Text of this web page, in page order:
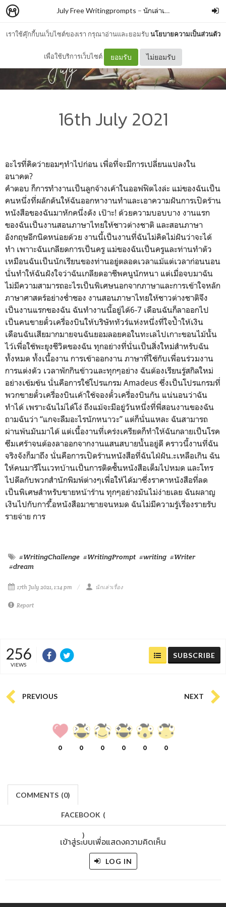
เราใช้คุ๊กกี้บนเว็บไซต์ของเรา กรุณาอ่านและยอมรับนโยบายความเป็นส่วนตัว
เพื่อใช้บริการเว็บไซต์ ยอมรับ ไม่ยอมรับ
July Free Writingprompts – นักเล่าเรื่อง
16th July 2021
อะไรที่คิดว่ายอมๆทำไปก่อน เพื่อที่จะมีการเปลี่ยนแปลงใน
อนาคต?
คำตอบ ก็การทำงานเป็นลูกจ้างเค้าในออฟฟิตไงล่ะ แม่ของฉันเป็น
คนหนึ่งที่ผลักดันให้ฉันออกหางานทำและเอาความฝันการเปิดร้าน
หนังสือของฉันมาหักคนึ่งดัง เป๊าะ! ด้วยความบอบบาง งานแรก
ของฉันเป็นงานสอนภาษาไทยให้ชาวต่างชาติ และสอนภาษา
อังกฤษอีกนิดหน่อยด้วย งานนี้เป็นงานที่ฉันไม่คิดไม่ฝันว่าจะได้
ทำ เพาาะฉันเกลียดการเป็นครู แม่ของฉันเป็นครูและท่านทำตัว
เหมือนฉันเป็นนักเรียนของท่านอยู่ตลอดเวลาแม้แต่เวลาก่อนนอน
นั่นทำให้ฉันฝังใจว่าฉันเกลียดอาชีพคนูนักหนา แต่เมื่อจบมาฉัน
ไม่มีความสามารถอะไรเป็นพิเศษนอกจากภาษาและการเข้าใจหลัก
ภาษาศาสตร์อย่างช่ำชอง งานสอนภาษาไทยให้ชาวต่างชาติจึง
เป็นงานแรกของฉัน ฉันทำงานนี้อยู่ได้6-7 เดือนฉันก็ลาออกไป
เป็นคนขายตั๋วเครื่องบินให้บริษัททัวร์แห่งหนึ่งที่ใจป้ำให้เงิน
เดือนฉันเสียมากมายจนฉันยอมลอยคอในทะเลไปเกาะขอนไม้นั้น
ไว้เพื่อใช้พะยุงชีวิตของฉัน ทุกอย่างที่นั่นเป็นสิ่งใหม่สำหรับฉัน
ทั้งหมด ทั้งเนื้องาน การเข้าออกงาน ภาษาที่ใช้กับเพื่อนร่วมงาน
การแต่งตัว เวลาพักกินข้าวและทุกๆอย่าง ฉันต้องเรียนรู้สกิลใหม่
อย่างเข้มข้น นั่นคือการใช้โปรแกรม Amadeus ซึ่งเป็นโปรแกรมที่
พวกขายตั๋วเครื่องบินเค้าใช้จองตั๋วเครื่องบินกัน แน่นอนว่าฉัน
ทำได้ เพราะฉันไม่ได้โง่ ถึงแม้จะมีอยู่วันหนึ่งที่พี่สอนงานของฉัน
ถามฉันว่า “แกจะลืมอะไรนักหนาวะ” แต่ก็นั่นแหละ ฉันสามารถ
ผ่านพ้นมันมาได้ แต่เนื้องานที่เคร่งเครียดก็ทำให้ฉันกลายเป็นโรค
ซึมเศร้าจนต้องลาออกจากงานแสนสบายนั้นอยู่ดี คราวนี้งานที่ฉัน
จริงจังก็มาถึง นั่นคือการเปิดร้านหนังสือที่ฉันไฝ่ฝัน.ะเหลือเกิน ฉัน
ให้คนมารีโนเวทบ้านเป็นการติดชั้นหนังสือเต็มไปหมด และโทร
ไปดีลกับพวกสำนักพิมพ์ต่างๆเพื่อให้ได้มาซึ่งราคาหนังสือที่ลด
เป็นพิเศษสำหรับขายหน้าร้าน ทุกๆอย่างมันไม่ง่ายเลย ฉันผลาญ
เงินไปกับการ.ื้อหนังสือมาขายจนหมด ฉันไม่มีความรู้เรื่องรายรับ
รายจ่าย การ
#WritingChallenge #WritingPrompt #writing #Writer
#dream
17th July 2021, 1:14 pm นักเล่าเรื่อง
Report
256
VIEWS
SUBSCRIBE
PREVIOUS NEXT
0 0 0 0 0 0
COMMENTS (0)
FACEBOOK (
)
เข้าสู่ระบบเพื่อแสดงความคิดเห็น
LOG IN